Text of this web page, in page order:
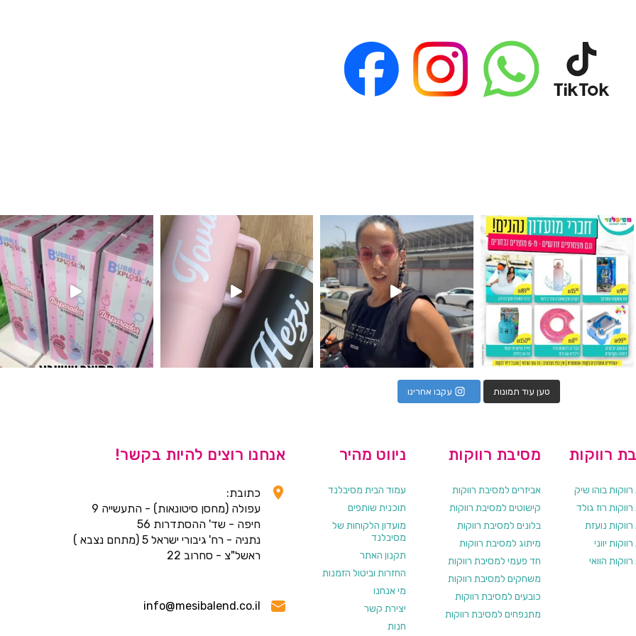
מין העובר רק במסיבלנד !! קיים
כוס נירוסטה ענקית שכול אחד צריך! קיימת באתר ובסניהמוצר הכי מבוקש שלנו מטף לגילוי מין העובר חזר למלא
טען עוד תמונות עקבו אחרינו
אנחנו רוצים להיות בקשר!
כתובת:
עפולה (מחסן סיטונאות) - התעשייה 9
חיפה - שד' ההסתדרות 56
נתניה - רח' גיבורי ישראל 5 (מתחם נצבא )
ראשל"צ - סחרוב 22
info@mesibalend.co.il
ניווט מהיר
עמוד הבית מסיבלנד
תוכנית שותפים
מועדון הלקוחות של
מסיבלנד
תקנון האתר
החזרות וביטול הזמנות
מי אנחנו
יצירת קשר
חנות
מסיבת רווקות
אביזרים למסיבת רווקות
קישוטים למסיבת רווקות
בלונים למסיבת רווקות
מיתוג למסיבת רווקות
חד פעמי למסיבת רווקות
משחקים למסיבת רווקות
כובעים למסיבת רווקות
מתנפחים למסיבת רווקות
רווקות
בוהו שיק
רוז גולד
נועזת
יווני
הוואי